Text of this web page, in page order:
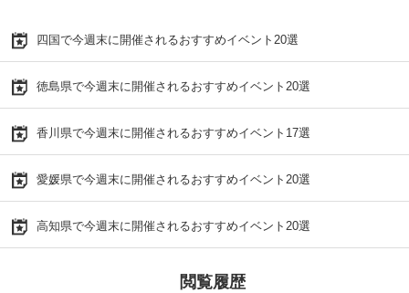
四国で今週末に開催されるおすすめイベント20選
徳島県で今週末に開催されるおすすめイベント20選
香川県で今週末に開催されるおすすめイベント17選
愛媛県で今週末に開催されるおすすめイベント20選
高知県で今週末に開催されるおすすめイベント20選
閲覧履歴